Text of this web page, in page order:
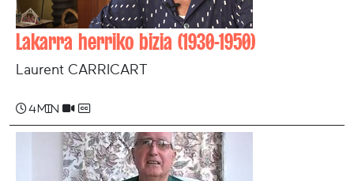
Lakarra herriko bizia (1930-1950)
Laurent CARRICART
4 min